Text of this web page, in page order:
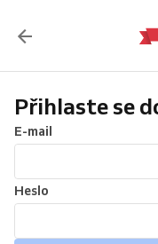
Přihlaste se
E-mail
Heslo